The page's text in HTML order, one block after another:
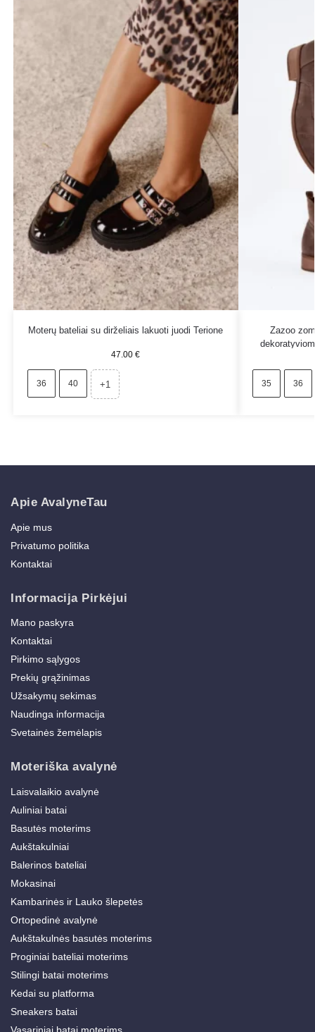
Moterų bateliai su dirželiais lakuoti juodi Terione
47.00€
36 40 +1
Zazoo
35 36
Apie AvalyneTau
Apie mus
Privatumo politika
Kontaktai
Informacija Pirkėjui
Mano paskyra
Kontaktai
Pirkimo sąlygos
Prekių grąžinimas
Užsakymų sekimas
Naudinga informacija
Svetainės žemėlapis
Moteriška avalynė
Laisvalaikio avalynė
Auliniai batai
Basutės moterims
Aukštakulniai
Balerinos bateliai
Mokasinai
Kambarinės ir Lauko šlepetės
Ortopedinė avalynė
Aukštakulnės basutės moterims
Proginiai bateliai moterims
Stilingi batai moterims
Kedai su platforma
Sneakers batai